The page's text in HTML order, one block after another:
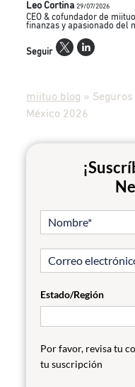
Leo Cortina 29/07/2026
CEO & cofundador de
finanzas y apasionado del
Seguir
miituo blog » Seguros
México 2026
Estado/Región
Por favor, revisa tu
tu suscripción